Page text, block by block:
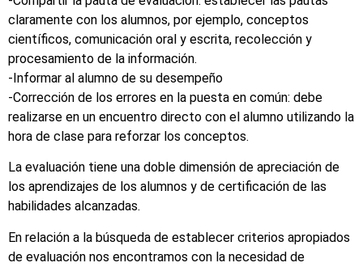
claramente con los alumnos, por ejemplo, conceptos
científicos, comunicación oral y escrita, recolección y
procesamiento de la información.
-Informar al alumno de su desempeño
-Corrección de los errores en la puesta en común: debe
realizarse en un encuentro directo con el alumno utilizando la
hora de clase para reforzar los conceptos.
La evaluación tiene una doble dimensión de apreciación de
los aprendizajes de los alumnos y de certificación de las
habilidades alcanzadas.
En relación a la búsqueda de establecer criterios apropiados
de evaluación nos encontramos con la necesidad de